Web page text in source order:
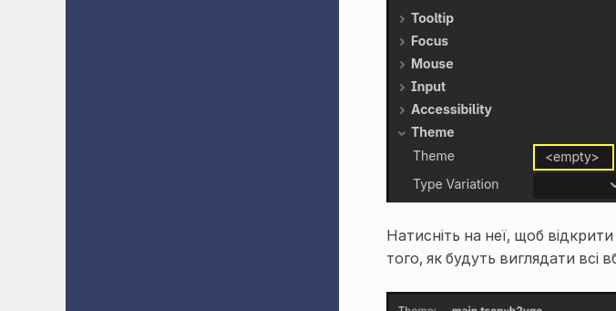
Натисніть на неї, щоб
того, як будуть виглядати всі